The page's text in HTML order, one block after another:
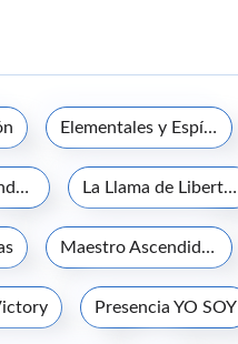
Elementales y Espíritus de la naturaleza
La Gran Hermandad Blanca La Llama de Libertad
Maestro Ascendido Jesucristo
Presencia YO SOY